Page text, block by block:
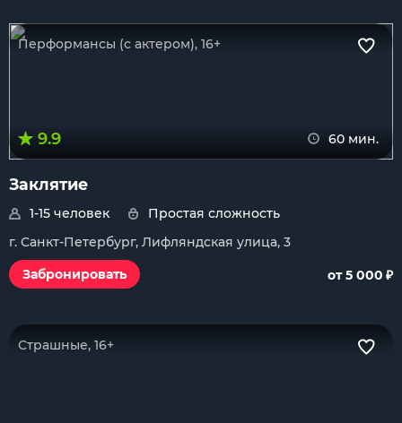
Перформансы (с актером), 16+
9.9 60 мин.
Заклятие
1-15 человек
Простая сложность
г. Санкт-Петербург, Лифляндская улица, 3
Забронировать
от 5 000 ₽
Страшные, 16+